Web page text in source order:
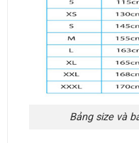
Bảng size và